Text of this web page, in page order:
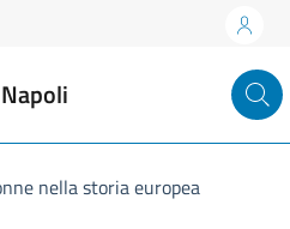
nella storia europea